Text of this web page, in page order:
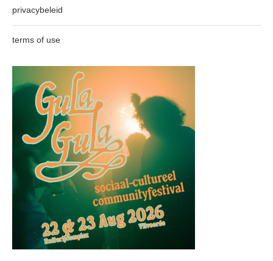
privacybeleid
terms of use